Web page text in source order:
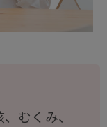
むくみ、